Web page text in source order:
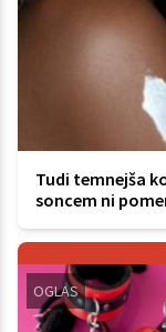
Tudi temnejša
soncem ni
OGLAS